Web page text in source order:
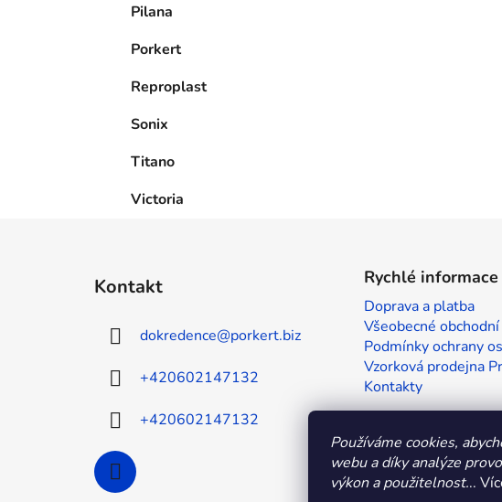
Používáme cookies,
webu a díky analýze
výkon a použitelnost...
Pilana
Porkert
Reproplast
Sonix
Titano
Victoria
Kontakt
dokredence@porkert.biz
+420602147132
+420602147132
Rychlé informace
Doprava a platba
Všeobecné
Podmínky ochrany
Vzorková prodejna
Kontakty